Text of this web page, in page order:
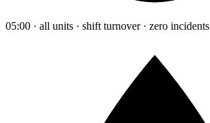
05:00 · all units · shift turnover · zero incidents